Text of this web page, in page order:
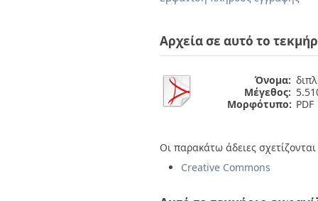
Αρχεία σε αυτό το
Όνομα:
Μέγεθος:
Μορφότυπο: PDF
Οι παρακάτω άδειες
Creative Commons